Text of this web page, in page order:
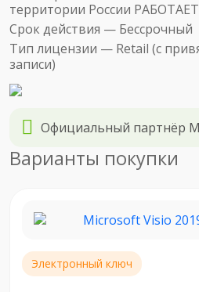
территории России
Срок действия — Бессрочный
Тип лицензии — Retail (с
записи)
Официальный партнёр
Варианты покупки
Электронный ключ